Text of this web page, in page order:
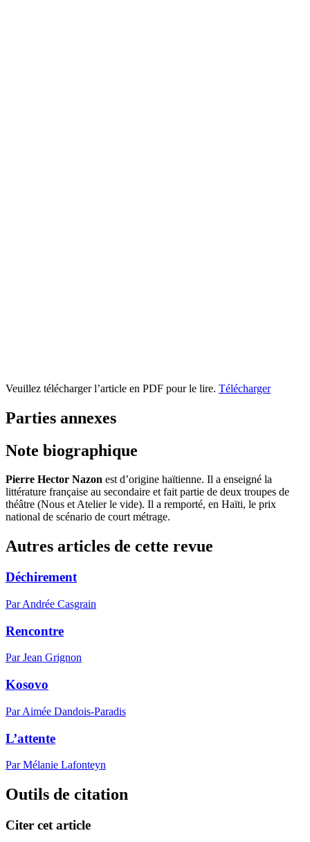
Veuillez télécharger l’article en PDF pour le lire. Télécharger
Parties annexes
Note biographique
Pierre Hector Nazon est d’origine haïtienne. Il a enseigné la
littérature française au secondaire et fait partie de deux troupes de
théâtre (Nous et Atelier le vide). Il a remporté, en Haïti, le prix
national de scénario de court métrage.
Autres articles de cette revue
Déchirement
Par Andrée Casgrain
Rencontre
Par Jean Grignon
Kosovo
Par Aimée Dandois-Paradis
L’attente
Par Mélanie Lafonteyn
Outils de citation
Citer cet article